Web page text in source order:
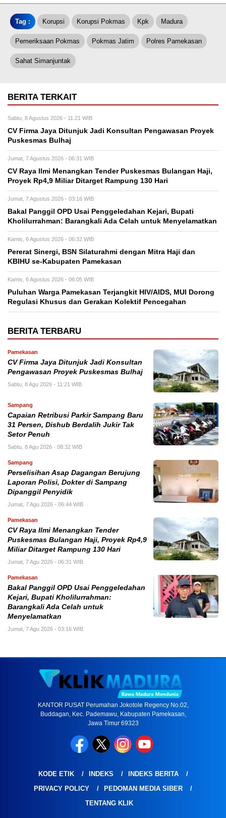
Tag : Korupsi Korupsi Pokmas Kpk Madura
Pemeriksaan Pokmas Pokmas Jatim Polres Pamekasan
Sahat Simanjuntak
BERITA TERKAIT
Sabtu, 8 Agustus 2026 - 11:21 WIB
CV Firma Jaya Ditunjuk Jadi Konsultan Pengawasan Proyek
Puskesmas Bulhaj
Jumat, 7 Agustus 2026 - 06:31 WIB
CV Raya Ilmi Menangkan Tender Puskesmas Bulangan Haji,
Proyek Rp4,9 Miliar Ditarget Rampung 130 Hari
Jumat, 7 Agustus 2026 - 03:16 WIB
Bakal Panggil OPD Usai Penggeledahan Kejari, Bupati
Kholilurrahman: Barangkali Ada Celah untuk Menyelamatkan
Kamis, 6 Agustus 2026 - 06:32 WIB
Pererat Sinergi, BSN Silaturahmi dengan Mitra Haji dan
KBIHU se-Kabupaten Pamekasan
Kamis, 6 Agustus 2026 - 06:05 WIB
Puluhan Warga Pamekasan Terjangkit HIV/AIDS, MUI Dorong
Regulasi Khusus dan Gerakan Kolektif Pencegahan
BERITA TERBARU
Pamekasan
CV Firma Jaya Ditunjuk Jadi Konsultan
Pengawasan Proyek Puskesmas Bulhaj
Sabtu, 8 Agu 2026 - 11:21 WIB
Sampang
Capaian Retribusi Parkir Sampang Baru
31 Persen, Dishub Berdalih Jukir Tak
Setor Penuh
Sabtu, 8 Agu 2026 - 08:32 WIB
Sampang
Perselisihan Asap Dagangan Berujung
Laporan Polisi, Dokter di Sampang
Dipanggil Penyidik
Jumat, 7 Agu 2026 - 06:44 WIB
Pamekasan
CV Raya Ilmi Menangkan Tender
Puskesmas Bulangan Haji, Proyek Rp4,9
Miliar Ditarget Rampung 130 Hari
Jumat, 7 Agu 2026 - 06:31 WIB
Pamekasan
Bakal Panggil OPD Usai Penggeledahan
Kejari, Bupati Kholilurrahman:
Barangkali Ada Celah untuk
Menyelamatkan
Jumat, 7 Agu 2026 - 03:16 WIB
KANTOR PUSAT Perumahan Jokotole Regency No.02,
Buddagan, Kec. Pademawu, Kabupaten Pamekasan,
Jawa Timur 69323
KODE ETIK INDEKS
INDEKS BERITA
PRIVACY POLICY
PEDOMAN MEDIA SIBER
TENTANG KLIK